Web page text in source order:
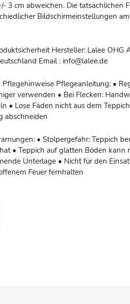
3 cm abweichen. Die tatsächlichen
Bildschirmeinstellungen
Hersteller: Lalee OHG
Email : info@lalee.de
Pflegeanleitung: •
verwenden • Bei Flecken:
• Lose Fäden nicht aus dem
abschneiden
• Stolpergefahr: Teppich
• Teppich auf glatten Böden kann
Unterlage • Nicht für den
Feuer fernhalten